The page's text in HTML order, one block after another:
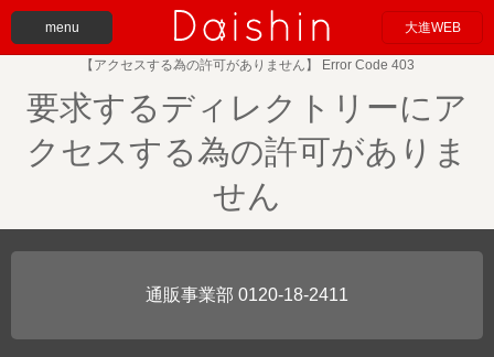
menu 大進WEB
【アクセスする為の許可がありません】 Error Code 403
要求するディレクトリーにア
クセスする為の許可がありま
せん
0120-18-2411